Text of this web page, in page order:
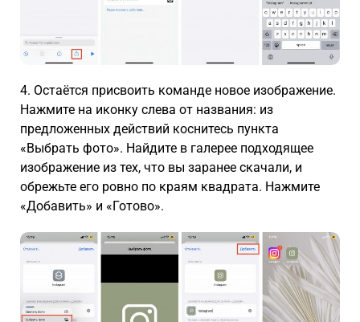
4. Остаётся присвоить команде новое изображение.
Нажмите на иконку слева от названия: из
предложенных действий коснитесь пункта
«Выбрать фото». Найдите в галерее подходящее
изображение из тех, что вы заранее скачали, и
обрежьте его ровно по краям квадрата. Нажмите
«Добавить» и «Готово».